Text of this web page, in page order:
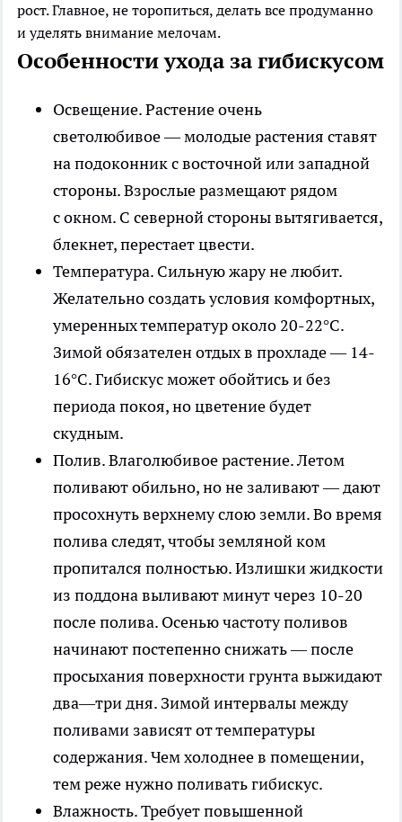
рост. Главное, не торопиться, делать все продуманно
и уделять внимание мелочам.
Особенности ухода за гибискусом
Освещение.Растение очень
светолюбивое — молодые растения ставят
на подоконник с восточной или западной
стороны. Взрослые размещают рядом
с окном. С северной стороны вытягивается,
блекнет, перестает цвести.
Температура. Сильную жару не любит.
Желательно создать условия комфортных,
умеренных температур около 20-22°С.
Зимой обязателен отдых в прохладе — 14-
16°С. Гибискус может обойтись и без
периода покоя, но цветение будет
скудным.
Полив.Влаголюбивое растение. Летом
поливают обильно, но не заливают — дают
просохнуть верхнему слою земли. Во время
полива следят, чтобы земляной ком
пропитался полностью. Излишки жидкости
из поддона выливают минут через 10-20
после полива. Осенью частоту поливов
начинают постепенно снижать — после
просыхания поверхности грунта выжидают
два—три дня. Зимой интервалы между
поливами зависят от температуры
содержания. Чем холоднее в помещении,
тем реже нужно поливать гибискус.
Влажность.Требует повышенной